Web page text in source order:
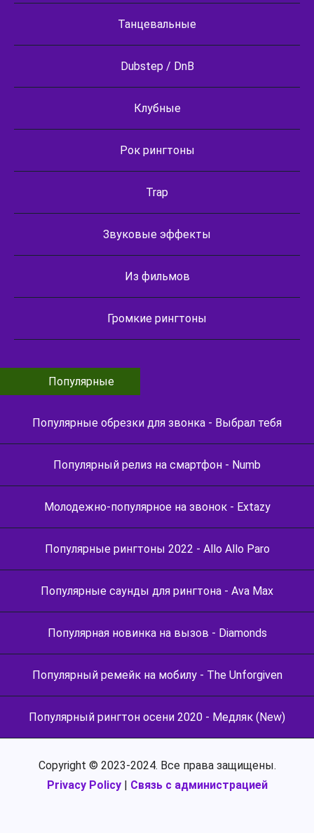
Танцевальные
Dubstep / DnB
Клубные
Рок рингтоны
Trap
Звуковые эффекты
Из фильмов
Громкие рингтоны
Популярные
Популярные обрезки для звонка - Выбрал тебя
Популярный релиз на смартфон - Numb
Молодежно-популярное на звонок - Extazy
Популярные рингтоны 2022 - Allo Allo Paro
Популярные саунды для рингтона - Ava Max
Популярная новинка на вызов - Diamonds
Популярный ремейк на мобилу - The Unforgiven
Популярный рингтон осени 2020 - Медляк (New)
Copyright © 2023-2024. Все права защищены.
Privacy Policy| Связь с администрацией